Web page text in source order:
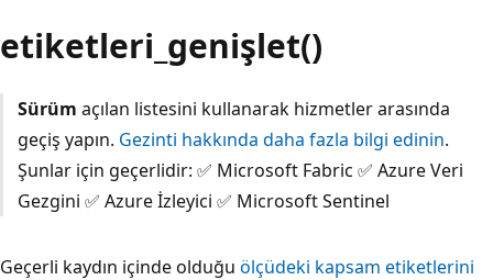
etiketleri_genişlet()
Sürüm açılan listesini kullanarak hizmetler arasında
geçiş yapın. Gezinti hakkında daha fazla bilgi edinin.
Şunlar için geçerlidir: ✅ Microsoft Fabric ✅ Azure Veri
Gezgini ✅ Azure İzleyici ✅ Microsoft Sentinel
Geçerli kaydın içinde olduğu ölçüdeki kapsam etiketlerini